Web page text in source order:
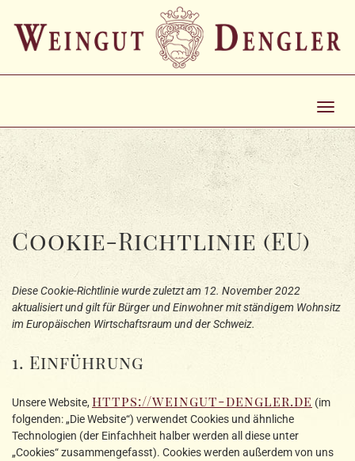
Cookie-Richtlinie (EU)
Diese Cookie-Richtlinie wurde zuletzt am 12. November 2022
aktualisiert und gilt für Bürger und Einwohner mit ständigem Wohnsitz
im Europäischen Wirtschaftsraum und der Schweiz.
1. Einführung
Unsere Website,https://weingut-dengler.de (im
folgenden: „Die Website“) verwendet Cookies und ähnliche
Technologien (der Einfachheit halber werden all diese unter
„Cookies“ zusammengefasst). Cookies werden außerdem von uns